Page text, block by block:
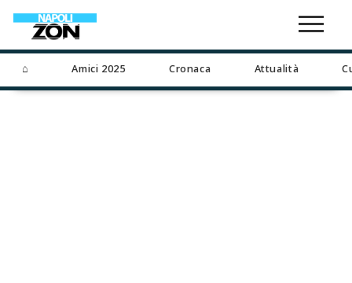
⌂ Amici 2025 Cronaca Attualità